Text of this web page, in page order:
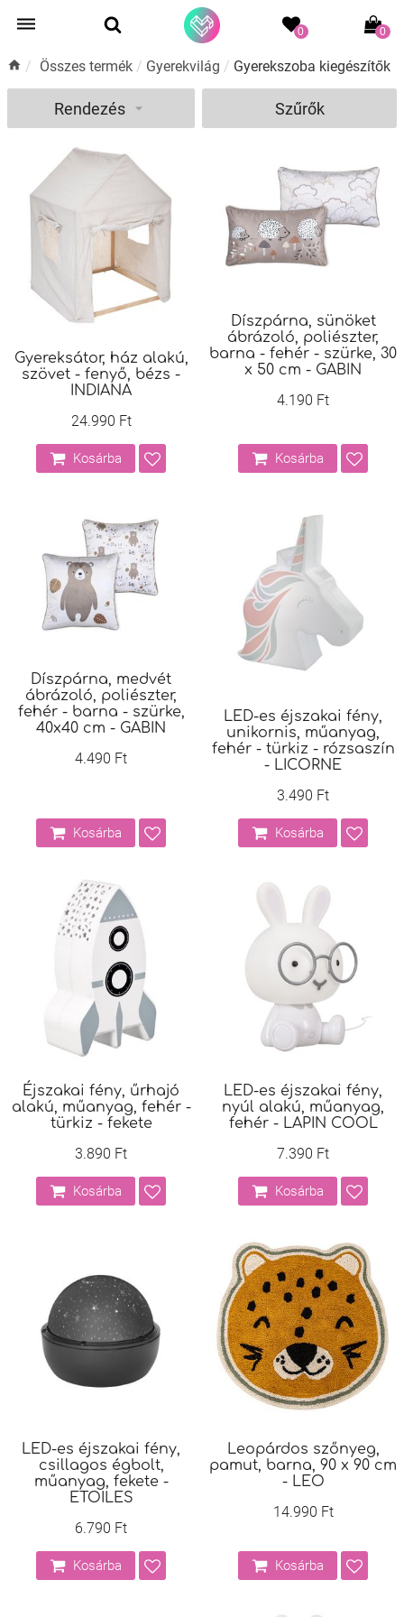
0 0
/ Összes termék / Gyerekvilág / Gyerekszoba kiegészítők
Rendezés Szűrők
Gyereksátor, ház alakú,
szövet - fenyő, bézs -
INDIANA
24.990 Ft
Kosárba
Díszpárna, sünöket
ábrázoló, poliészter,
barna - fehér - szürke, 30
x 50 cm - GABIN
4.190 Ft
Kosárba
Díszpárna, medvét
ábrázoló, poliészter,
fehér - barna - szürke,
40x40 cm - GABIN
4.490 Ft
Kosárba
LED-es éjszakai fény,
unikornis, műanyag,
fehér - türkiz - rózsaszín
- LICORNE
3.490 Ft
Kosárba
Éjszakai fény, űrhajó
alakú, műanyag, fehér -
türkiz - fekete
3.890 Ft
Kosárba
LED-es éjszakai fény,
nyúl alakú, műanyag,
fehér - LAPIN COOL
7.390 Ft
Kosárba
LED-es éjszakai fény,
csillagos égbolt,
műanyag, fekete -
ETOILES
6.790 Ft
Kosárba
Leopárdos szőnyeg,
pamut, barna, 90 x 90 cm
- LEO
14.990 Ft
Kosárba